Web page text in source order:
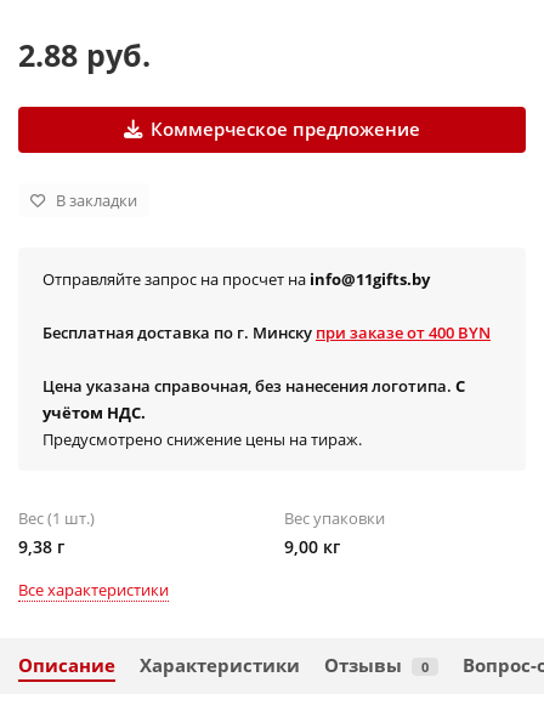
2.88 руб.
Коммерческое предложение
В закладки
Отправляйте запрос на просчет на info@11gifts.by
Бесплатная доставка по г. Минску при заказе от 400 BYN
Цена указана справочная, без нанесения логотипа. С
учётом НДС.
Предусмотрено снижение цены на тираж.
Вес (1 шт.)
9,38 г
Вес упаковки
9,00 кг
Все характеристики
Описание Характеристики Отзывы 0 Вопрос-